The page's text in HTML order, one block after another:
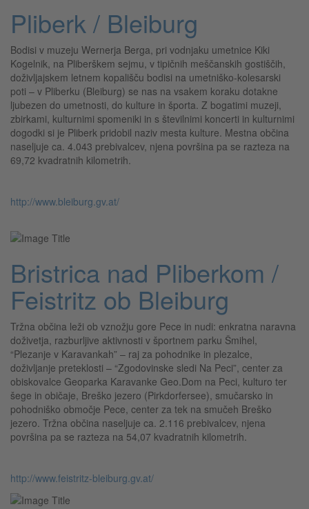
Pliberk / Bleiburg
Bodisi v muzeju Wernerja Berga, pri vodnjaku umetnice Kiki
Kogelnik, na Pliberškem sejmu, v tipičnih meščanskih gostiščih,
doživljajskem letnem kopališču bodisi na umetniško-kolesarski
poti – v Pliberku (Bleiburg) se nas na vsakem koraku dotakne
ljubezen do umetnosti, do kulture in športa. Z bogatimi muzeji,
zbirkami, kulturnimi spomeniki in s številnimi koncerti in kulturnimi
dogodki si je Pliberk pridobil naziv mesta kulture. Mestna občina
naseljuje ca. 4.043 prebivalcev, njena površina pa se razteza na
69,72 kvadratnih kilometrih.
http://www.bleiburg.gv.at/
Bristrica nad Pliberkom /
Feistritz ob Bleiburg
Tržna občina leži ob vznožju gore Pece in nudi: enkratna naravna
doživetja, razburljive aktivnosti v športnem parku Šmihel,
“Plezanje v Karavankah” – raj za pohodnike in plezalce,
doživljanje preteklosti – “Zgodovinske sledi Na Peci”, center za
obiskovalce Geoparka Karavanke Geo.Dom na Peci, kulturo ter
šege in običaje, Breško jezero (Pirkdorfersee), smučarsko in
pohodniško območje Pece, center za tek na smučeh Breško
jezero. Tržna občina naseljuje ca. 2.116 prebivalcev, njena
površina pa se razteza na 54,07 kvadratnih kilometrih.
http://www.feistritz-bleiburg.gv.at/